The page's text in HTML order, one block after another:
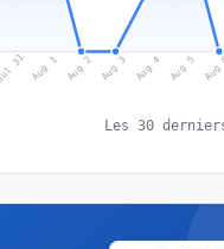
31 Aug 1 Aug 2 Aug 3 Aug 4 Aug 5
Les 30